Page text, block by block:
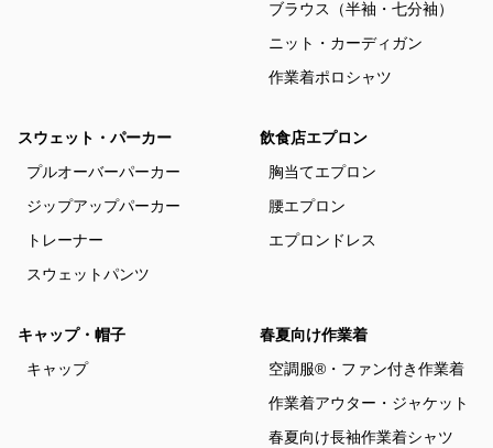
ブラウス（半袖・七分袖）
ニット・カーディガン
作業着ポロシャツ
スウェット・パーカー
プルオーバーパーカー
ジップアップパーカー
トレーナー
スウェットパンツ
飲食店エプロン
胸当てエプロン
腰エプロン
エプロンドレス
キャップ・帽子
キャップ
春夏向け作業着
空調服®・ファン付き作業着
作業着アウター・ジャケット
春夏向け長袖作業着シャツ